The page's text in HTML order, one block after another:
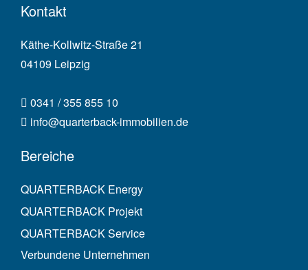
Kontakt
Käthe-Kollwitz-Straße 21
04109 Leipzig
0341 / 355 855 10
info@quarterback-immobilien.de
Bereiche
QUARTERBACK Energy
QUARTERBACK Projekt
QUARTERBACK Service
Verbundene Unternehmen